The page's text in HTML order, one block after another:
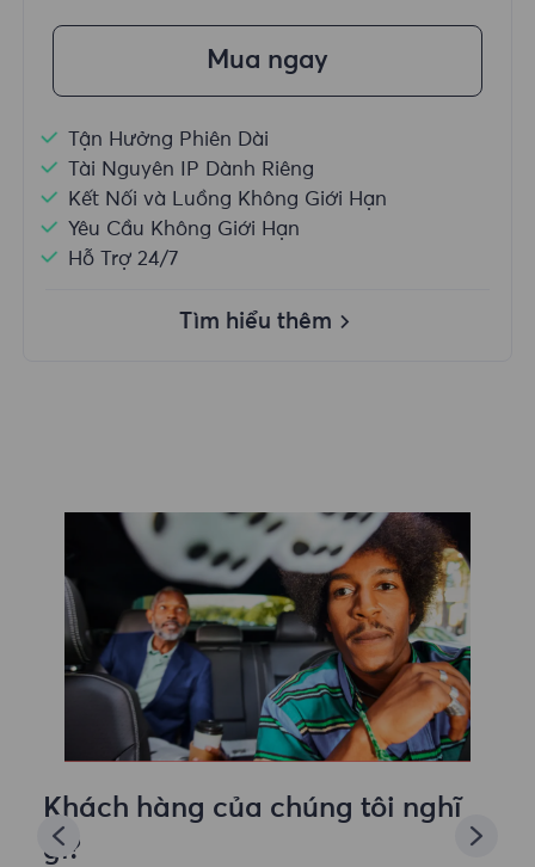
Mua ngay
Tận Hưởng Phiên Dài
Tài Nguyên IP Dành Riêng
Kết Nối và Luồng Không Giới Hạn
Yêu Cầu Không Giới Hạn
Hỗ Trợ 24/7
Tìm hiểu thêm
Khách hàng của chúng tôi nghĩ
gì?